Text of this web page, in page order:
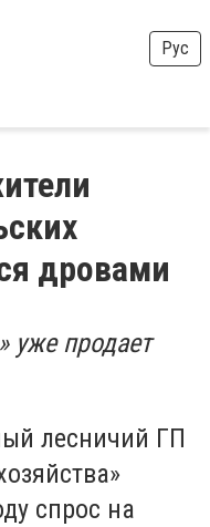
Рус
дровами
уже продает
лесничий ГП
спрос на